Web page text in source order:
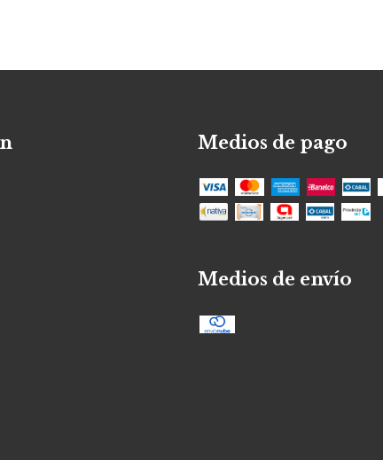
Medios de pago
Medios de envío